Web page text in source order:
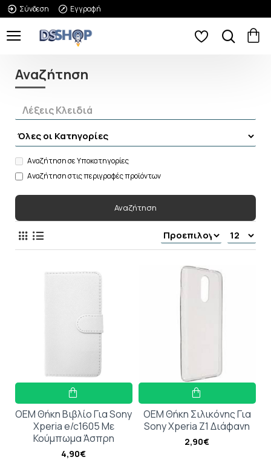
Σύνδεση Εγγραφή
Αναζήτηση
Αναζήτηση σε Υποκατηγορίες
Αναζήτηση στις περιγραφές προϊόντων
Αναζήτηση
OEM Θήκη Βιβλίο Για Sony
Xperia e/c1605 Με
Κούμπωμα Άσπρη
4,90€
OEM Θήκη Σιλικόνης Για
Sony Xperia Z1 Διάφανη
2,90€